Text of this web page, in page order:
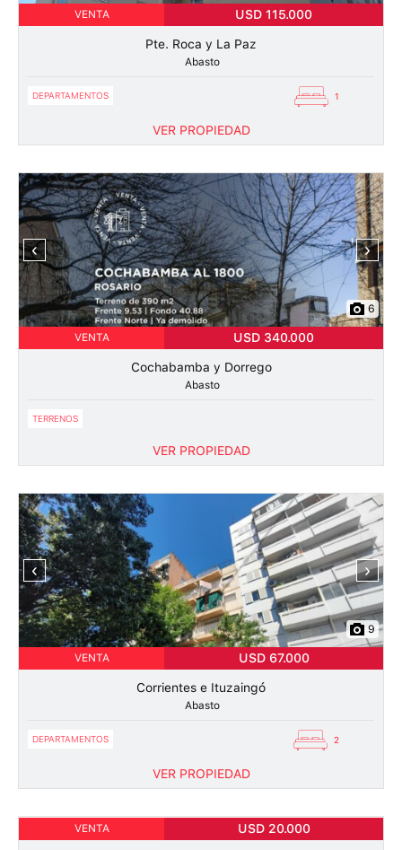
VENTA USD 115.000
Pte. Roca y La Paz
Abasto
DEPARTAMENTOS 1
VER PROPIEDAD
‹ ›
6
VENTA USD 340.000
Cochabamba y Dorrego
Abasto
TERRENOS
VER PROPIEDAD
‹ ›
9
VENTA USD 67.000
Corrientes e Ituzaingó
Abasto
DEPARTAMENTOS 2
VER PROPIEDAD
VENTA USD 20.000